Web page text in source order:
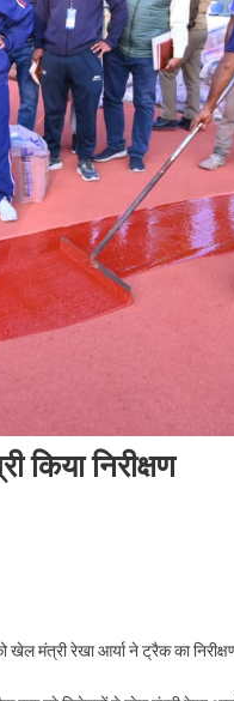
किया निरीक्षण
मंत्री रेखा आर्या ने ट्रैक का